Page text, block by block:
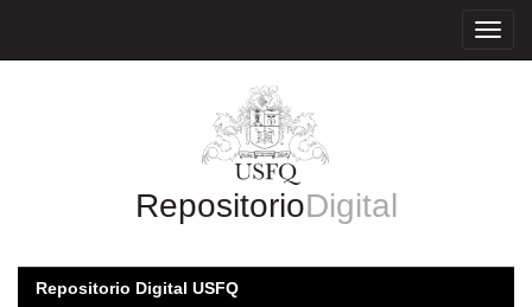
RepositorioDigital
Repositorio Digital USFQ